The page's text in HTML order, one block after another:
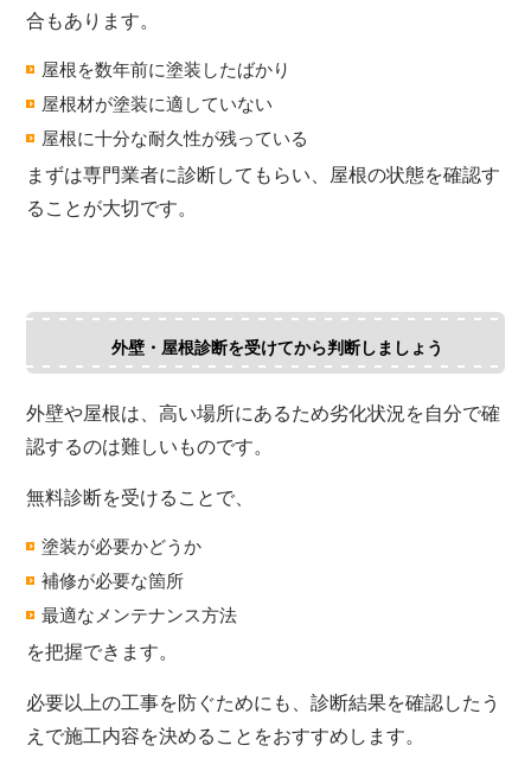
合もあります。
屋根を数年前に塗装したばかり
屋根材が塗装に適していない
屋根に十分な耐久性が残っている
まずは専門業者に診断してもらい、屋根の状態を確認す
ることが大切です。
外壁・屋根診断を受けてから判断しましょう
外壁や屋根は、高い場所にあるため劣化状況を自分で確
認するのは難しいものです。
無料診断を受けることで、
塗装が必要かどうか
補修が必要な箇所
最適なメンテナンス方法
を把握できます。
必要以上の工事を防ぐためにも、診断結果を確認したう
えで施工内容を決めることをおすすめします。